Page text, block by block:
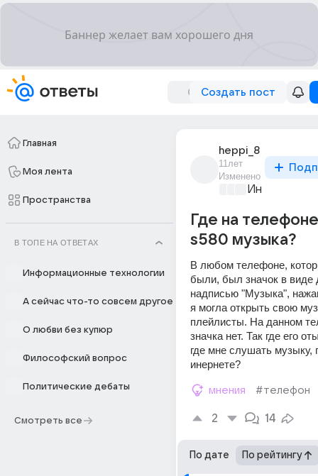
Создать пост
Главная
Моя лента
Пространства
В ТОПЕ НА ОТВЕТАХ
Информационные технологии
А сейчас что-то совсем другое
О любви без купюр
Философский вопрос
Политические дебаты
Смотреть все
heppi_8
11лет
Изменено
Где на
s580 музыка?
В любом телефоне,
были, был значок в виде
надписью "Музыка",
я могла открыть свою
плейлисты. На данном
значка нет. Так где его
где мне слушать музыку,
инернете?
мнения #телефон
2 14
По дате По рейтингу